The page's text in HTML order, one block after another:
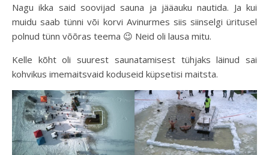
Nagu ikka said soovijad sauna ja jääauku nautida. Ja kui
muidu saab tünni või korvi Avinurmes siis siinselgi üritusel
polnud tünn võõras teema 😉 Neid oli lausa mitu.
Kelle kõht oli suurest saunatamisest tühjaks läinud sai
kohvikus imemaitsvaid koduseid küpsetisi maitsta.